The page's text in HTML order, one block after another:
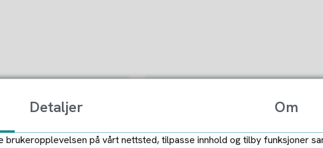
Detaljer Om
på vårt nettsted, tilpasse innhold og tilby funksjoner